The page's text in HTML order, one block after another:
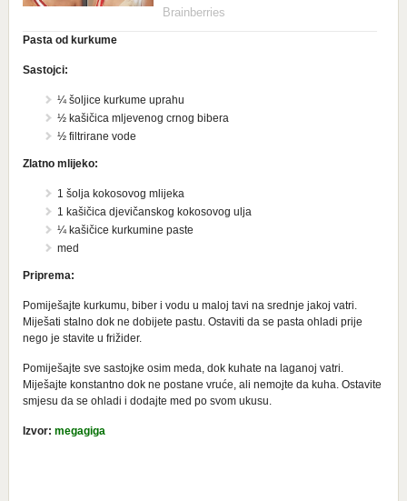
Pasta od kurkume
Sastojci:
¼ šoljice kurkume uprahu
½ kašičica mljevenog crnog bibera
½ filtrirane vode
Zlatno mlijeko:
1 šolja kokosovog mlijeka
1 kašičica djevičanskog kokosovog ulja
¼ kašičice kurkumine paste
med
Priprema:
Pomiješajte kurkumu, biber i vodu u maloj tavi na srednje jakoj vatri.
Miješati stalno dok ne dobijete pastu. Ostaviti da se pasta ohladi prije
nego je stavite u frižider.
Pomiješajte sve sastojke osim meda, dok kuhate na laganoj vatri.
Miješajte konstantno dok ne postane vruće, ali nemojte da kuha. Ostavite
smjesu da se ohladi i dodajte med po svom ukusu.
Izvor: megagiga